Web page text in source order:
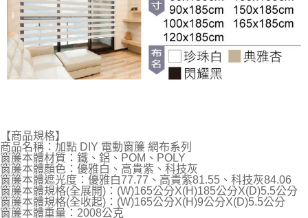
【商品規格】
商品名稱：加點 DIY 電動窗簾 網布系列
窗簾本體材質：鐵、鋁、POM、POLY
窗簾本體顏色：優雅白、高貴紫、科技灰
窗簾本體遮光度：優雅白77.77、高貴紫81.55、科技灰84.06
窗簾本體規格(全展開)：(W)165公分X(H)185公分X(D)5.5公分
窗簾本體規格(全收起)：(W)165公分X(H)9公分X(D)5.5公分
窗簾本體重量：2008公克